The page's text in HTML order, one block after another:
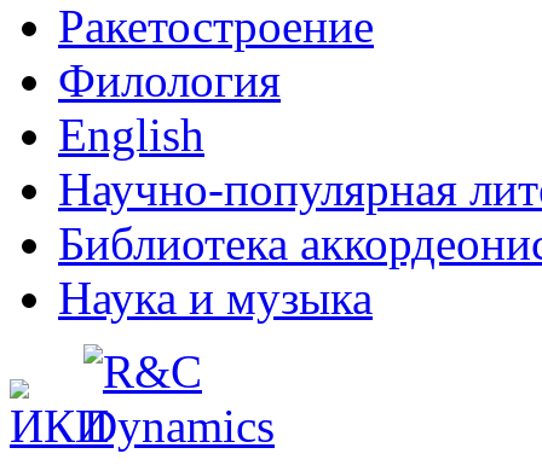
Ракетостроение
Филология
English
Научно-популярная
Библиотека
Наука и музыка